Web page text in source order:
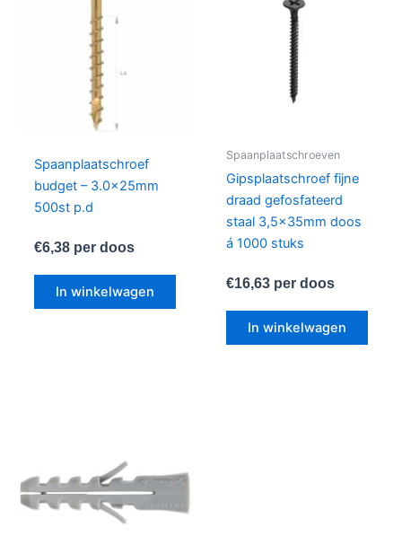
Spaanplaatschroef
budget – 3.0x25mm
500st p.d
€6,38per doos
In winkelwagen
Spaanplaatschroeven
Gipsplaatschroef fijne
draad gefosfateerd
staal 3,5x35mm doos
á 1000 stuks
€16,63per doos
In winkelwagen